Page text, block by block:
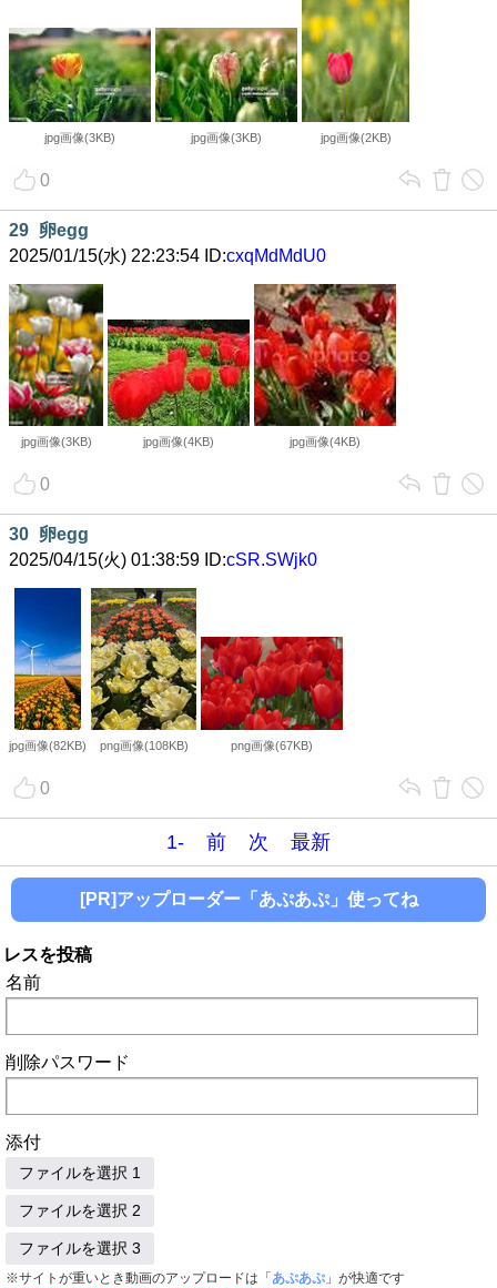
jpg画像(3KB) jpg画像(3KB) jpg画像(2KB)
0
29 卵egg
2025/01/15(水) 22:23:54 ID:cxqMdMdU0
jpg画像(3KB) jpg画像(4KB) jpg画像(4KB)
0
30 卵egg
2025/04/15(火) 01:38:59 ID:cSR.SWjk0
jpg画像(82KB) png画像(108KB) png画像(67KB)
0
1- 前 次 最新
[PR]アップローダー「あぷあぷ」使ってね
レスを投稿
名前
削除パスワード
添付
ファイルを選択 1
ファイルを選択 2
ファイルを選択 3
※サイトが重いとき動画のアップロードは「 あぷあぷ 」が快適です